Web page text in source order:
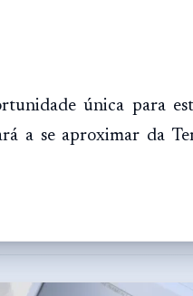
única para
a se aproximar da